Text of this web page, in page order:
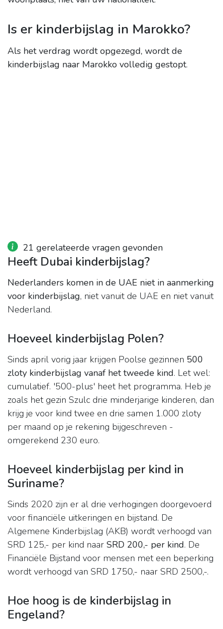
Is er kinderbijslag in Marokko?
Als het verdrag wordt opgezegd, wordt de
kinderbijslag naar Marokko volledig gestopt.
21 gerelateerde vragen gevonden
Heeft Dubai kinderbijslag?
Nederlanders komen in de UAE niet in aanmerking
voor kinderbijslag, niet vanuit de UAE en niet vanuit
Nederland.
Hoeveel kinderbijslag Polen?
Sinds april vorig jaar krijgen Poolse gezinnen 500
zloty kinderbijslag vanaf het tweede kind. Let wel:
cumulatief. '500-plus' heet het programma. Heb je
zoals het gezin Szulc drie minderjarige kinderen, dan
krijg je voor kind twee en drie samen 1.000 zloty
per maand op je rekening bijgeschreven -
omgerekend 230 euro.
Hoeveel kinderbijslag per kind in
Suriname?
Sinds 2020 zijn er al drie verhogingen doorgevoerd
voor financiële uitkeringen en bijstand. De
Algemene Kinderbijslag (AKB) wordt verhoogd van
SRD 125,- per kind naar SRD 200,- per kind. De
Financiële Bijstand voor mensen met een beperking
wordt verhoogd van SRD 1750,- naar SRD 2500,-.
Hoe hoog is de kinderbijslag in
Engeland?